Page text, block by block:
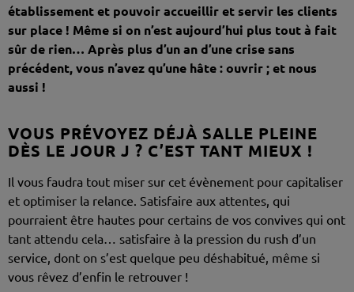
établissement et pouvoir accueillir et servir les clients
sur place ! Même si on n’est aujourd’hui plus tout à fait
sûr de rien… Après plus d’un an d’une crise sans
précédent, vous n’avez qu’une hâte : ouvrir ; et nous
aussi !
VOUS PRÉVOYEZ DÉJÀ SALLE PLEINE
DÈS LE JOUR J ? C’EST TANT MIEUX !
Il vous faudra tout miser sur cet évènement pour capitaliser
et optimiser la relance. Satisfaire aux attentes, qui
pourraient être hautes pour certains de vos convives qui ont
tant attendu cela… satisfaire à la pression du rush d’un
service, dont on s’est quelque peu déshabitué, même si
vous rêvez d’enfin le retrouver !